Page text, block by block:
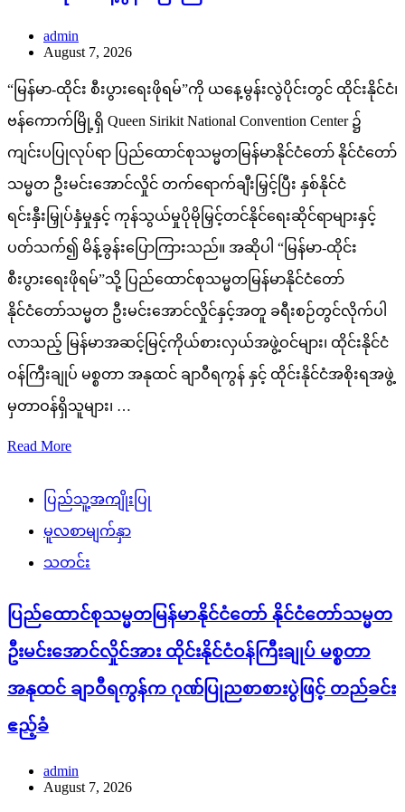
admin
August 7, 2026
“မြန်မာ-ထိုင်း စီးပွားရေးဖိုရမ်”ကို ယနေ့မွန်းလွဲပိုင်းတွင် ထိုင်းနိုင်ငံ၊
ဗန်ကောက်မြို့ရှိ Queen Sirikit National Convention Center ၌
ကျင်းပပြုလုပ်ရာ ပြည်ထောင်စုသမ္မတမြန်မာနိုင်ငံတော် နိုင်ငံတော်
သမ္မတ ဦးမင်းအောင်လှိုင် တက်ရောက်ချီးမြှင့်ပြီး နှစ်နိုင်ငံ
ရင်းနှီးမြှုပ်နှံမှုနှင့် ကုန်သွယ်မှုပိုမိုမြှင့်တင်နိုင်ရေးဆိုင်ရာများနှင့်
ပတ်သက်၍ မိန့်ခွန်းပြောကြားသည်။ အဆိုပါ “မြန်မာ-ထိုင်း
စီးပွားရေးဖိုရမ်”သို့ ပြည်ထောင်စုသမ္မတမြန်မာနိုင်ငံတော်
နိုင်ငံတော်သမ္မတ ဦးမင်းအောင်လှိုင်နှင့်အတူ ခရီးစဉ်တွင်လိုက်ပါ
လာသည့် မြန်မာအဆင့်မြင့်ကိုယ်စားလှယ်အဖွဲ့ဝင်များ၊ ထိုင်းနိုင်ငံ
ဝန်ကြီးချုပ် မစ္စတာ အနုထင် ချာဝီရကွန် နှင့် ထိုင်းနိုင်ငံအစိုးရအဖွဲ့
မှတာဝန်ရှိသူများ၊ …
Read More
ပြည်သူ့အကျိုးပြု
မူလစာမျက်နှာ
သတင်း
ပြည်ထောင်စုသမ္မတမြန်မာနိုင်ငံတော် နိုင်ငံတော်သမ္မတ
ဦးမင်းအောင်လှိုင်အား ထိုင်းနိုင်ငံဝန်ကြီးချုပ် မစ္စတာ
အနုထင် ချာဝီရကွန်က ဂုဏ်ပြုညစာစားပွဲဖြင့် တည်ခင်း
ဧည့်ခံ
admin
August 7, 2026